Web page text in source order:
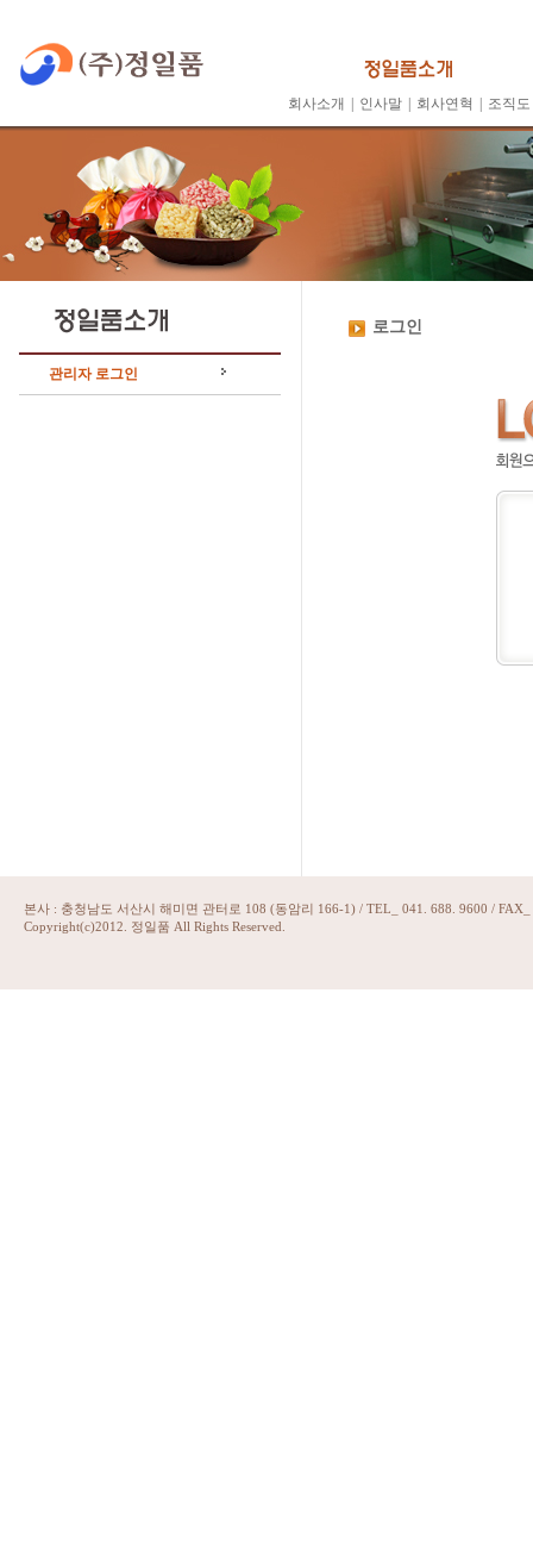
회사소개 인사말 회사연혁 조직도
관리자 로그인
로그인
본사 : 충청남도 서산시 해미면 관터로 108 (동암리 166-1) / TEL_ 041. 688. 9600 /
Copyright(c)2012. 정일품 All Rights Reserved.